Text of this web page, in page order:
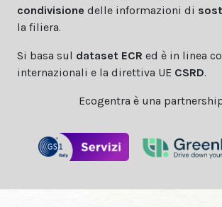
condivisione delle informazioni di
la filiera.
Si basa sul dataset ECR ed è in linea
internazionali e la direttiva UE CSRD.
Ecogentra è una